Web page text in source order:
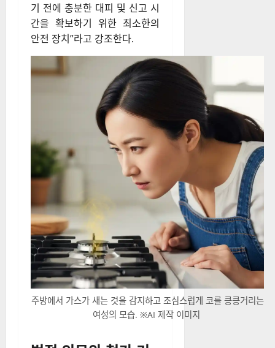
기 전에 충분한 대피 및 신고 시
간을 확보하기 위한 최소한의
안전 장치”라고 강조한다.
주방에서 가스가 새는 것을 감지하고 조심스럽게 코를 킁킁거리는
여성의 모습. ※AI 제작 이미지